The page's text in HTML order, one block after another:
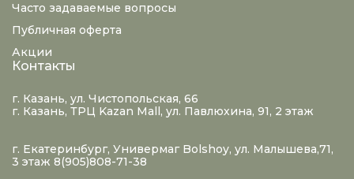
Часто задаваемые вопросы
Публичная оферта
Акции
Контакты
г. Казань, ул. Чистопольская, 66
г. Казань, ТРЦ Kazan Mall, ул. Павлюхина, 91, 2 этаж
г. Екатеринбург, Универмаг Bolshoy, ул. Малышева,71,
3 этаж 8(905)808-71-38